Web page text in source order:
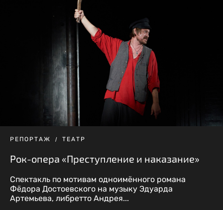
РЕПОРТАЖ ТЕАТР
Рок-опера «Преступление и наказание»
Спектакль по мотивам одноимённого романа
Фёдора Достоевского на музыку Эдуарда
Артемьева, либретто Андрея...